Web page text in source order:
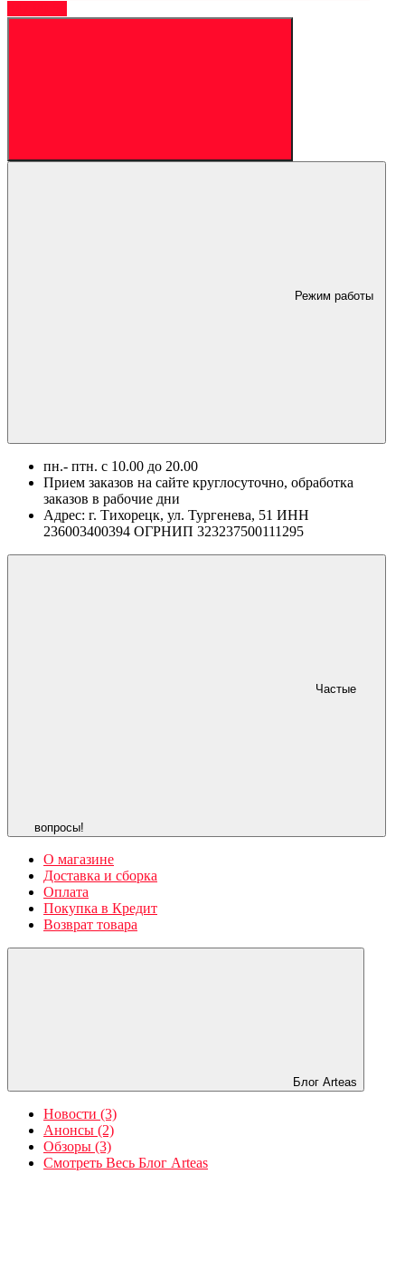
Режим работы
пн.- птн. c 10.00 до 20.00
Прием заказов на сайте круглосуточно, обработка
заказов в рабочие дни
Адрес: г. Тихорецк, ул. Тургенева, 51 ИНН
236003400394 ОГРНИП 323237500111295
Частые
вопросы!
О магазине
Доставка и сборка
Оплата
Покупка в Кредит
Возврат товара
Блог Arteas
Новости (3)
Анонсы (2)
Обзоры (3)
Смотреть Весь Блог Arteas